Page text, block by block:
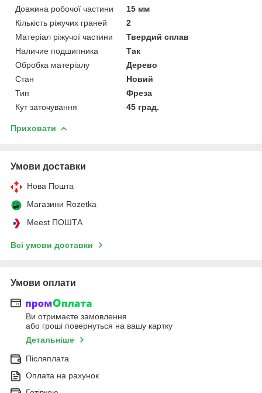
Довжина робочої частини
15 мм
Кількість ріжучих граней
2
Матеріал ріжучої частини
Твердий сплав
Наличие подшипника
Так
Обробка матеріалу
Дерево
Стан
Новий
Тип
Фреза
Кут заточування
45 град.
Приховати
Умови доставки
Нова Пошта
Магазини Rozetka
Meest ПОШТА
Всі умови доставки
Умови оплати
Ви отримаєте замовлення
або гроші повернуться на вашу картку
Детальніше
Післяплата
Оплата на рахунок